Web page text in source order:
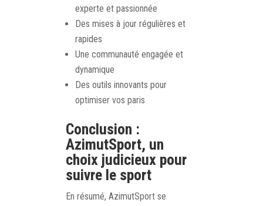
experte et passionnée
Des mises à jour régulières et
rapides
Une communauté engagée et
dynamique
Des outils innovants pour
optimiser vos paris
Conclusion :
AzimutSport, un
choix judicieux pour
suivre le sport
En résumé, AzimutSport se